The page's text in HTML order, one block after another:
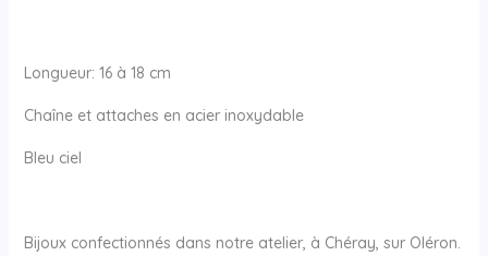
Longueur: 16 à 18 cm
Chaîne et attaches en acier inoxydable
Bleu ciel
Bijoux confectionnés dans notre atelier, à Chéray, sur Oléron.